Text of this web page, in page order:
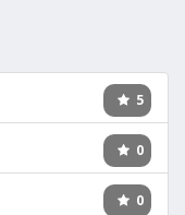
5
0
0